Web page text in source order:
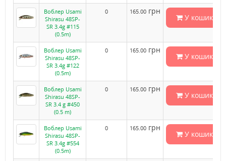
Воблер Usami
Shirasu 48SP-
SR 3.4g #115
(0.5m)
0 165.00 грн
У кошик
Воблер Usami
Shirasu 48SP-
SR 3.4g #122
(0.5m)
0 165.00 грн
У кошик
Воблер Usami
Shirasu 48SP-
SR 3.4 g #450
(0.5 m)
0 165.00 грн
У кошик
Воблер Usami
Shirasu 48SP-
SR 3.4g #554
(0.5m)
0 165.00 грн
У кошик